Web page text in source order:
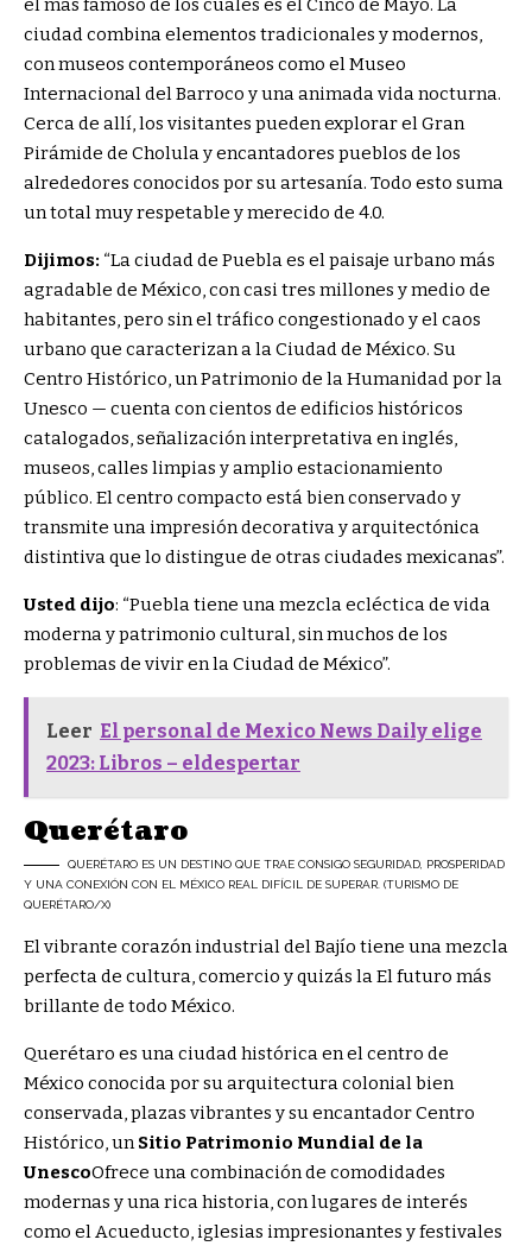
ciudad combina elementos tradicionales y modernos,
con museos contemporáneos como el Museo
Internacional del Barroco y una animada vida nocturna.
Cerca de allí, los visitantes pueden explorar el Gran
Pirámide de Cholula y encantadores pueblos de los
alrededores conocidos por su artesanía. Todo esto suma
un total muy respetable y merecido de 4.0.
Dijimos: “La ciudad de Puebla es el paisaje urbano más
agradable de México, con casi tres millones y medio de
habitantes, pero sin el tráfico congestionado y el caos
urbano que caracterizan a la Ciudad de México. Su
Centro Histórico, un Patrimonio de la Humanidad por la
Unesco — cuenta con cientos de edificios históricos
catalogados, señalización interpretativa en inglés,
museos, calles limpias y amplio estacionamiento
público. El centro compacto está bien conservado y
transmite una impresión decorativa y arquitectónica
distintiva que lo distingue de otras ciudades mexicanas”.
Usted dijo: “Puebla tiene una mezcla ecléctica de vida
moderna y patrimonio cultural, sin muchos de los
problemas de vivir en la Ciudad de México”.
Leer El personal de Mexico News Daily elige
2023: Libros – eldespertar
Querétaro
QUERÉTARO ES UN DESTINO QUE TRAE CONSIGO SEGURIDAD, PROSPERIDAD
Y UNA CONEXIÓN CON EL MÉXICO REAL DIFÍCIL DE SUPERAR. (TURISMO DE
QUERÉTARO/X)
El vibrante corazón industrial del Bajío tiene una mezcla
perfecta de cultura, comercio y quizás la El futuro más
brillante de todo México.
Querétaro es una ciudad histórica en el centro de
México conocida por su arquitectura colonial bien
conservada, plazas vibrantes y su encantador Centro
Histórico, un Sitio Patrimonio Mundial de la
UnescoOfrece una combinación de comodidades
modernas y una rica historia, con lugares de interés
como el Acueducto, iglesias impresionantes y festivales